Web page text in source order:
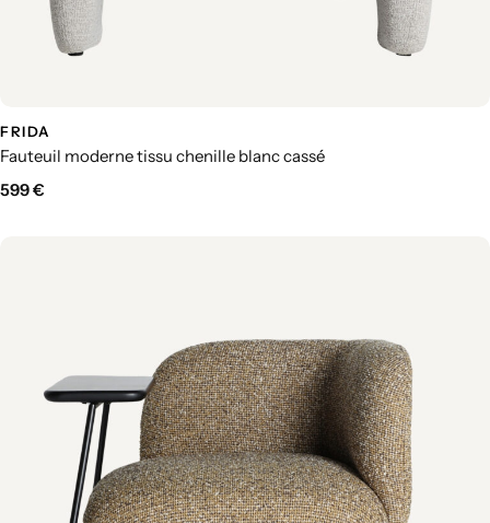
FRIDA
Fauteuil moderne tissu chenille blanc cassé
599€